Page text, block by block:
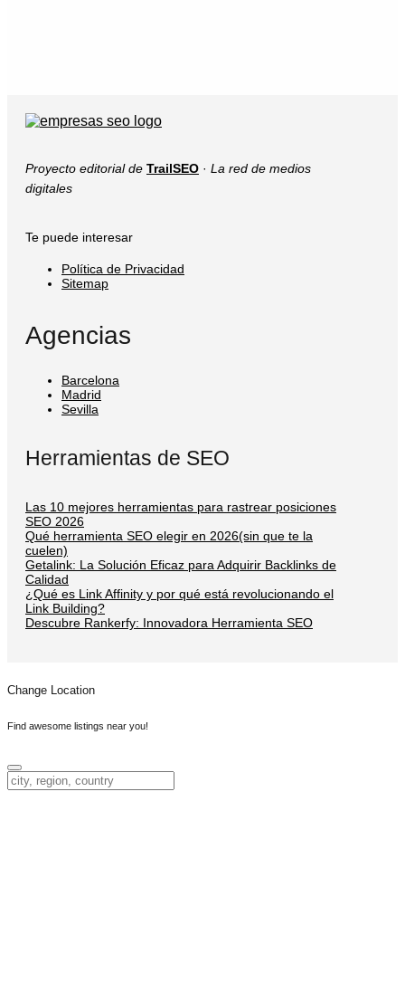
Proyecto editorial de TrailSEO · La red de medios
digitales
Te puede interesar
Política de Privacidad
Sitemap
Agencias
Barcelona
Madrid
Sevilla
Herramientas de SEO
Las 10 mejores herramientas para rastrear posiciones
SEO 2026
Qué herramienta SEO elegir en 2026(sin que te la
cuelen)
Getalink: La Solución Eficaz para Adquirir Backlinks de
Calidad
¿Qué es Link Affinity y por qué está revolucionando el
Link Building?
Descubre Rankerfy: Innovadora Herramienta SEO
Change Location
Find awesome listings near you!
Change Location